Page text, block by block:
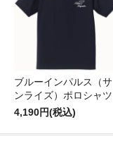
ブルーインパルス（サ
ンライズ）ポロシャツ
4,190円(税込)